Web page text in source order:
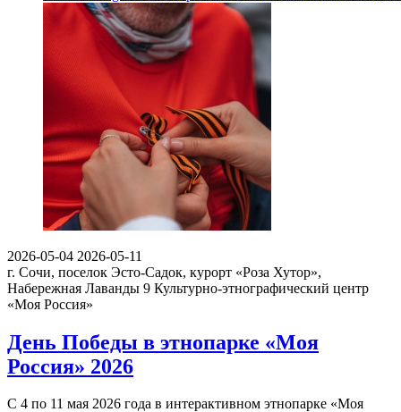
2026-05-04 2026-05-11
г. Сочи, поселок Эсто-Садок, курорт «Роза Хутор»,
Набережная Лаванды 9 Культурно-этнографический центр
«Моя Россия»
День Победы в этнопарке «Моя
Россия» 2026
С 4 по 11 мая 2026 года в интерактивном этнопарке «Моя